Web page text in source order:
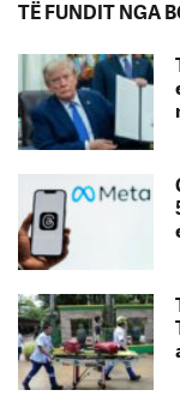
TË FUNDIT NGA